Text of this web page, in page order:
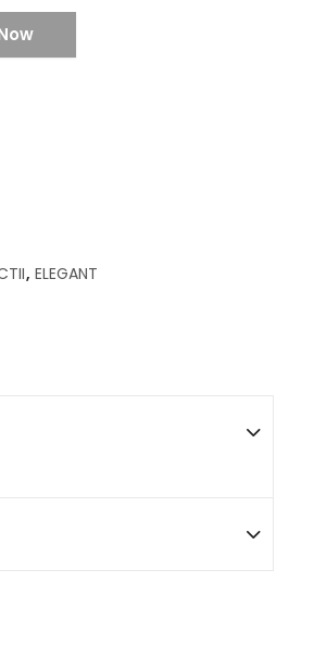
, ELEGANT